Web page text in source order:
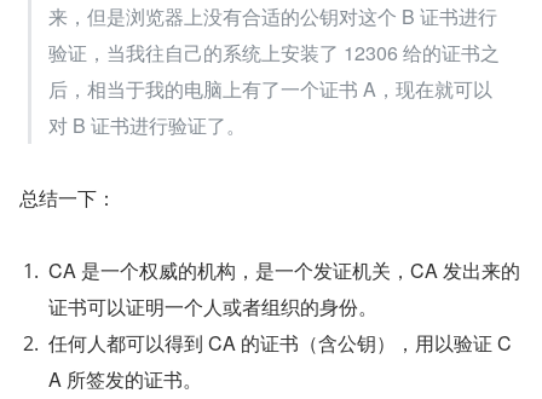
来，但是浏览器上没有合适的公钥对这个 B 证书进行
验证，当我往自己的系统上安装了 12306 给的证书之
后，相当于我的电脑上有了一个证书 A，现在就可以
对 B 证书进行验证了。
总结一下：
CA 是一个权威的机构，是一个发证机关，CA 发出来的
证书可以证明一个人或者组织的身份。
任何人都可以得到 CA 的证书（含公钥），用以验证 C
A 所签发的证书。